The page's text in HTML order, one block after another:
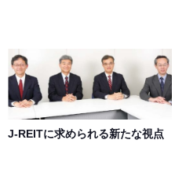
J-REITに求められる新たな視点